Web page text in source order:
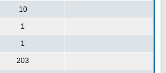
10
1
1
203